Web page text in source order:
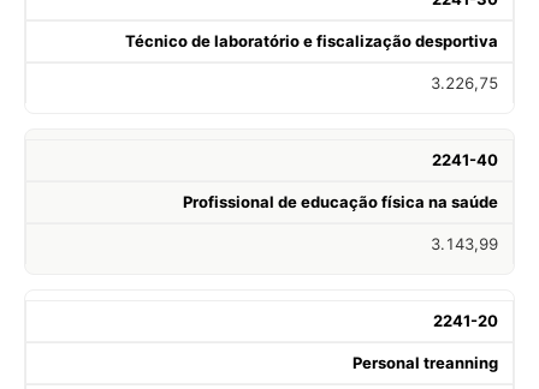
Técnico de laboratório e fiscalização desportiva
3.226,75
2241-40
Profissional de educação física na saúde
3.143,99
2241-20
Personal treanning